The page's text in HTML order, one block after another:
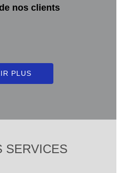
nos clients
PLUS
SERVICES